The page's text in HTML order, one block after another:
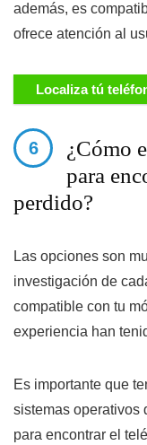
además, es
ofrece atención al
Localiza tú
¿Cómo
para
perdido?
Las opciones son
investigación de
compatible con tu
experiencia han
Es importante que
sistemas operativos
para encontrar el